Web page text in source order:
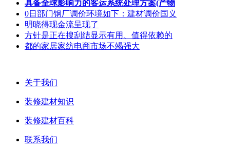
具备全球影响力的客运系统处理方案(产物
0日部门钢厂调价环境如下：建材调价国义
明晓得现金流呈现了
方针是正在搜刮结显示有用、值得依赖的
都的家居家纺电商市场不竭强大
关于我们
装修建材知识
装修建材百科
联系我们